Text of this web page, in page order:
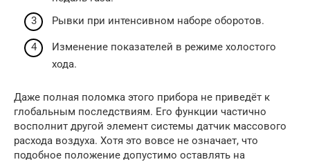
Рывки при интенсивном наборе оборотов.
Изменение показателей в режиме холостого
хода.
Даже полная поломка этого прибора не приведёт к
глобальным последствиям. Его функции частично
восполнит другой элемент системы датчик массового
расхода воздуха. Хотя это вовсе не означает, что
подобное положение допустимо оставлять на